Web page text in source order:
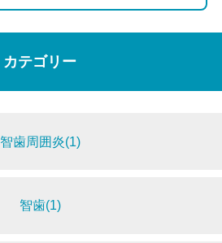
カテゴリー
智歯周囲炎(1)
智歯(1)